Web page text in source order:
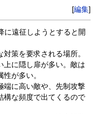
[編集]
に遠征しようとすると開
対策を要求される場所。
上に隠し扉が多い。敵は
が多い。
端に高い敵や、先制攻撃
構な頻度で出てくるので